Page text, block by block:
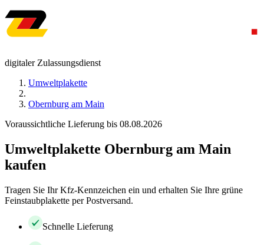
digitaler Zulassungsdienst
Umweltplakette
Obernburg am Main
Voraussichtliche Lieferung bis 08.08.2026
Umweltplakette Obernburg am Main
kaufen
Tragen Sie Ihr Kfz-Kennzeichen ein und erhalten Sie Ihre grüne
Feinstaubplakette per Postversand.
Schnelle Lieferung